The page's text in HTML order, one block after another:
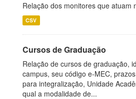
Relação dos monitores que atuam
CSV
Cursos de Graduação
Relação de cursos de graduação,
campus, seu código e-MEC,
para integralização, Unidade
qual a modalidade de...